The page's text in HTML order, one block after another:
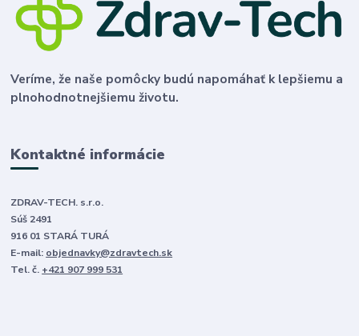
Veríme, že naše pomôcky budú napomáhať k lepšiemu a
plnohodnotnejšiemu životu.
Kontaktné informácie
ZDRAV-TECH. s.r.o.
Súš 2491
916 01 STARÁ TURÁ
E-mail: objednavky@zdravtech.sk
Tel. č. +421 907 999 531